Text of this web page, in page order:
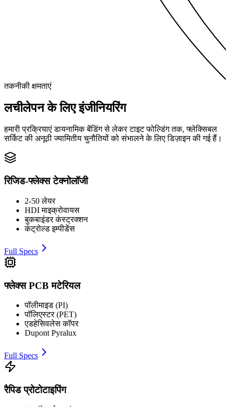
तकनीकी क्षमताएं
लचीलेपन के लिए इंजीनियरिंग
हमारी प्रक्रियाएं डायनामिक बेंडिंग से लेकर टाइट फोल्डिंग तक, फ्लेक्सिबल
सर्किट की अनूठी ज्यामितीय चुनौतियों को संभालने के लिए डिज़ाइन की गई हैं।
रिजिड-फ्लेक्स टेक्नोलॉजी
2-50 लेयर
HDI माइक्रोवायस
बुकबाइंडर कंस्ट्रक्शन
कंट्रोल्ड इम्पीडेंस
Full Specs
फ्लेक्स PCB मटेरियल
पॉलीमाइड (PI)
पॉलिएस्टर (PET)
एडहेसिवलेस कॉपर
Dupont Pyralux
Full Specs
रैपिड प्रोटोटाइपिंग